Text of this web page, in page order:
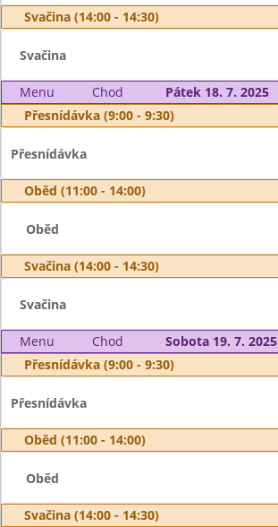
Svačina (14:00 - 14:30)
Svačina
Menu Chod
Pátek 18. 7. 2025
Přesnídávka (9:00 - 9:30)
Přesnídávka
Oběd (11:00 - 14:00)
Oběd
Svačina (14:00 - 14:30)
Svačina
Menu Chod
Sobota 19. 7. 2025
Přesnídávka (9:00 - 9:30)
Přesnídávka
Oběd (11:00 - 14:00)
Oběd
Svačina (14:00 - 14:30)